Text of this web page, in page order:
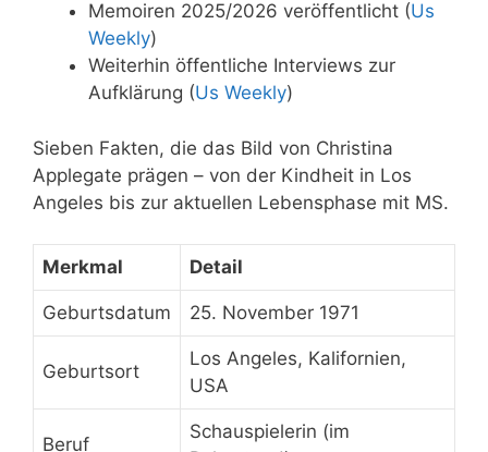
Memoiren 2025/2026 veröffentlicht (Us
Weekly)
Weiterhin öffentliche Interviews zur
Aufklärung (Us Weekly)
Sieben Fakten, die das Bild von Christina
Applegate prägen – von der Kindheit in Los
Angeles bis zur aktuellen Lebensphase mit MS.
Merkmal Detail
Geburtsdatum 25. November 1971
Geburtsort
Los Angeles, Kalifornien,
USA
Beruf
Schauspielerin (im